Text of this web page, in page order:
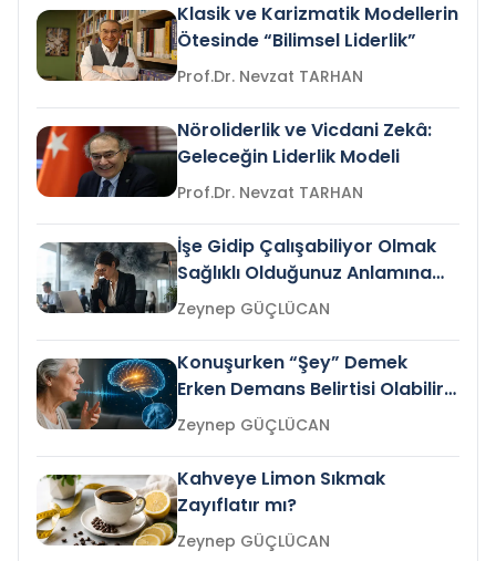
Klasik ve Karizmatik Modellerin
Ötesinde “Bilimsel Liderlik”
Prof.Dr. Nevzat TARHAN
Nöroliderlik ve Vicdani Zekâ:
Geleceğin Liderlik Modeli
Prof.Dr. Nevzat TARHAN
İşe Gidip Çalışabiliyor Olmak
Sağlıklı Olduğunuz Anlamına
Gelir mi?Zeynep GÜÇLÜCAN
Konuşurken “Şey” Demek
Erken Demans Belirtisi Olabilir
mi?
Zeynep GÜÇLÜCAN
Kahveye Limon Sıkmak
Zayıflatır mı?
Zeynep GÜÇLÜCAN